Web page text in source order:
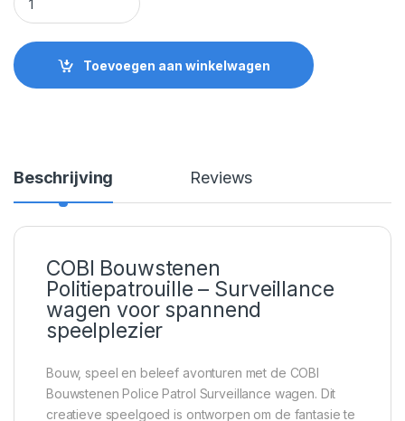
Toevoegen aan winkelwagen
Beschrijving Reviews
COBI Bouwstenen
Politiepatrouille – Surveillance
wagen voor spannend
speelplezier
Bouw, speel en beleef avonturen met de COBI
Bouwstenen Police Patrol Surveillance wagen. Dit
creatieve speelgoed is ontworpen om de fantasie te